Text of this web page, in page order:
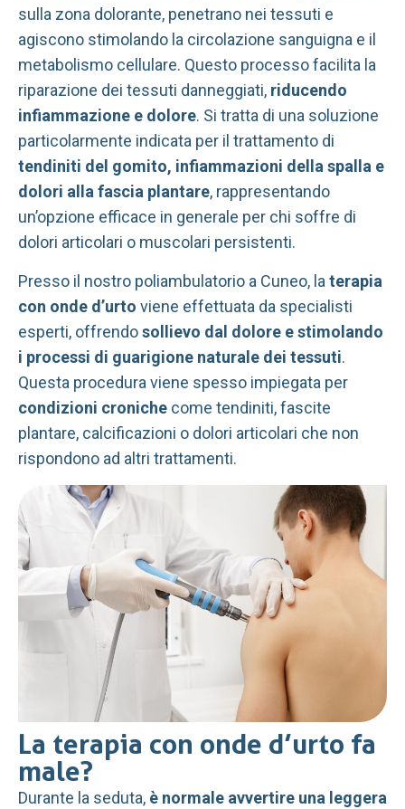
sulla zona dolorante, penetrano nei tessuti e
agiscono stimolando la circolazione sanguigna e il
metabolismo cellulare. Questo processo facilita la
riparazione dei tessuti danneggiati, riducendo
infiammazione e dolore. Si tratta di una soluzione
particolarmente indicata per il trattamento di
tendiniti del gomito, infiammazioni della spalla e
dolori alla fascia plantare, rappresentando
un’opzione efficace in generale per chi soffre di
dolori articolari o muscolari persistenti.
Presso il nostro poliambulatorio a Cuneo, la terapia
con onde d’urto viene effettuata da specialisti
esperti, offrendosollievo dal dolore e stimolando
i processi di guarigione naturale dei tessuti.
Questa procedura viene spesso impiegata per
condizioni croniche come tendiniti, fascite
plantare, calcificazioni o dolori articolari che non
rispondono ad altri trattamenti.
La terapia con onde d’urto fa
male?
Durante la seduta, è normale avvertire una leggera